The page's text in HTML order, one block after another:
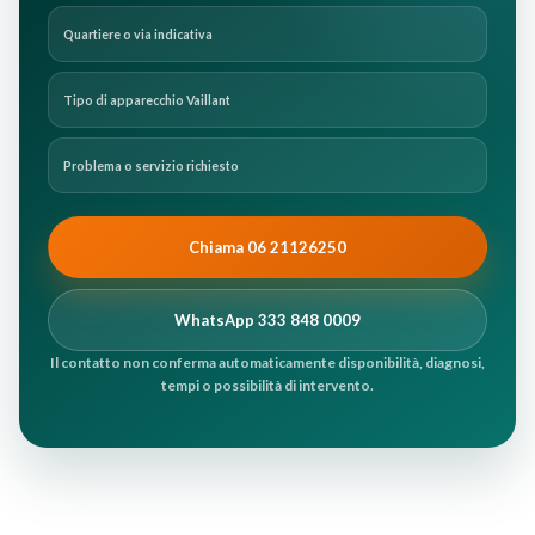
Quartiere o via indicativa
Tipo di apparecchio Vaillant
Problema o servizio richiesto
Chiama 06 21126250
WhatsApp 333 848 0009
Il contatto non conferma automaticamente disponibilità, diagnosi,
tempi o possibilità di intervento.